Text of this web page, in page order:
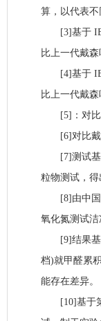
算，以代表不
[3]基于 IEC
比上一代戴
[4]基于 IEC
比上一代戴
[5]：对比
[6]对比戴
[7]测试基于
粒物测试，得
[8]由中国家
氧化氮测试洁
[9]结果基于
档)就甲醛累
能存在差异。
[10]基于第